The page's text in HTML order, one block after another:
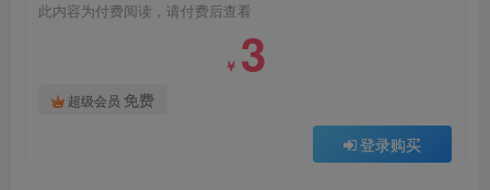
此内容为付费阅读，请付费后查看
￥ 3
超级会员 免费
登录购买